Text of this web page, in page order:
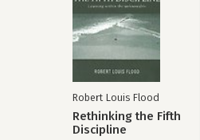
Robert Louis Flood
Rethinking the Fifth
Discipline